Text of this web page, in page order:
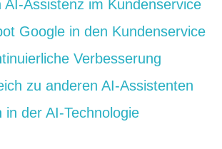
Assistenz im Kundenservice
Google in den Kundenservice
Verbesserung
zu anderen AI-Assistenten
der AI-Technologie